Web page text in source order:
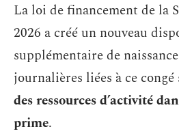
La loi de financement de la
2026 a créé un nouveau
supplémentaire de
journalières liées à ce congé
des ressources d’activité
prime.